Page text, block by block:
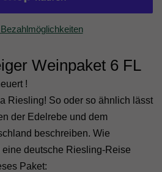
Weinpaket 6 FL
!
Riesling! So oder so ähnlich lässt
der Edelrebe und dem
beschreiben. Wie
deutsche Riesling-Reise
Paket: